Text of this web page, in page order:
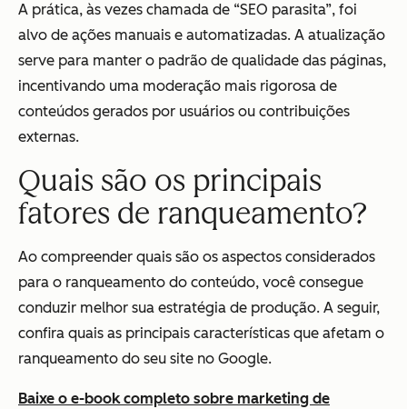
A prática, às vezes chamada de “SEO parasita”, foi
alvo de ações manuais e automatizadas. A atualização
serve para manter o padrão de qualidade das páginas,
incentivando uma moderação mais rigorosa de
conteúdos gerados por usuários ou contribuições
externas.
Quais são os principais
fatores de ranqueamento?
Ao compreender quais são os aspectos considerados
para o ranqueamento do conteúdo, você consegue
conduzir melhor sua estratégia de produção. A seguir,
confira quais as principais características que afetam o
ranqueamento do seu site no Google.
Baixe o e-book completo sobre marketing de